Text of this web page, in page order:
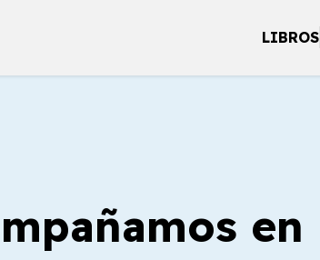
LIBROS
en